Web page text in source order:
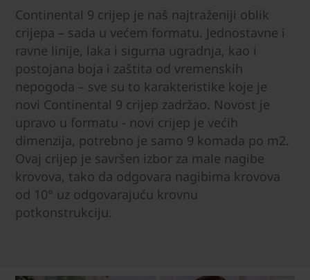
Continental 9 crijep je naš najtraženiji oblik
crijepa – sada u većem formatu. Jednostavne i
ravne linije, laka i sigurna ugradnja, kao i
postojana boja i zaštita od vremenskih
nepogoda – sve su to karakteristike koje je
novi Continental 9 crijep zadržao. Novost je
upravo u formatu - novi crijep je većih
dimenzija, potrebno je samo 9 komada po m2.
Ovaj crijep je savršen izbor za male nagibe
krovova, tako da odgovara nagibima krovova
od 10° uz odgovarajuću krovnu
potkonstrukciju.